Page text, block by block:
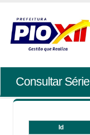
Consultar Série
Id